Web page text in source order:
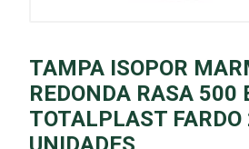
TAMPA ISOPOR
REDONDA RASA 500
TOTALPLAST FARDO